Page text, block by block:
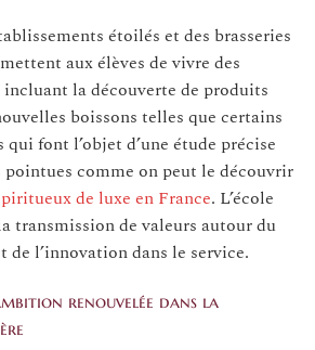
étoilés et des brasseries
aux élèves de vivre des
incluant la découverte de produits
boissons telles que certains
font l’objet d’une étude précise
comme on peut le découvrir
de luxe en France. L’école
transmission de valeurs autour du
de l’innovation dans le service.
renouvelée dans la